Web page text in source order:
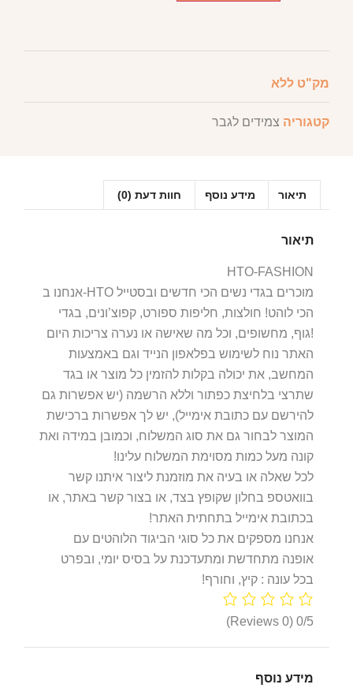
מק"ט ללא
קטגוריה צמידים לגבר
תיאור מידע נוסף חוות דעת (0)
תיאור
HTO-FASHION
אנחנו ב-HTO מוכרים בגדי נשים הכי חדשים ובסטייל
הכי לוהט! חולצות, חליפות ספורט, קפוצ’ונים, בגדי
גוף, מחשופים, וכל מה שאישה או נערה צריכות היום!
האתר נוח לשימוש בפלאפון הנייד וגם באמצעות
המחשב, את יכולה בקלות להזמין כל מוצר או בגד
שתרצי בלחיצת כפתור וללא הרשמה (יש אפשרות גם
להירשם עם כתובת אימייל), יש לך אפשרות ברכישת
המוצר לבחור גם את סוג המשלוח, וכמובן במידה ואת
קונה מעל כמות מסוימת המשלוח עלינו!
לכל שאלה או בעיה את מוזמנת ליצור איתנו קשר
בוואטספ בחלון שקופץ בצד, או בצור קשר באתר, או
בכתובת אימייל בתחתית האתר!
אנחנו מספקים את כל סוגי הביגוד הלוהטים עם
אופנה מתחדשת ומתעדכנת על בסיס יומי, ובפרט
בכל עונה : קיץ, וחורף!
0/5
(0 Reviews)
מידע נוסף